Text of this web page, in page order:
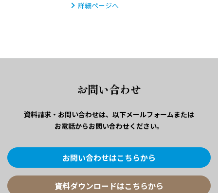
詳細ページへ
お問い合わせ
資料請求・お問い合わせは、 以下メールフォームまたは
お電話からお問い合わせください。
お問い合わせはこちらから
資料ダウンロードはこちらから